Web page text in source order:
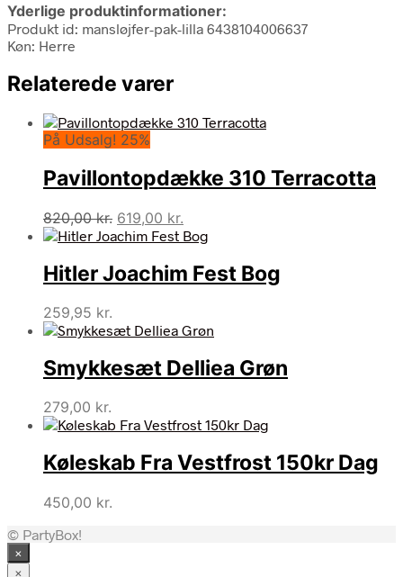
Yderlige produktinformationer:
Produkt id: mansløjfer-pak-lilla 6438104006637
Køn: Herre
Relaterede varer
På Udsalg! 25%
Pavillontopdække 310 Terracotta
820,00kr. Den
oprindelige
var:
820,00 kr..
619,00 kr.
aktuelle
er:
619,00 kr..
Hitler Joachim Fest Bog
259,95 kr.
Smykkesæt Delliea Grøn
279,00 kr.
Køleskab Fra Vestfrost 150kr Dag
450,00 kr.
© PartyBox!
×
×